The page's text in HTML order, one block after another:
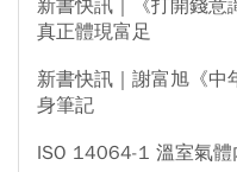
新書快訊｜《打開錢意
真正體現富足
新書快訊｜謝富旭《
身筆記
ISO 14064-1 溫室氣體